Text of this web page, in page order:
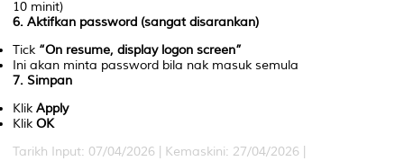
10 minit)
6. Aktifkan password (sangat disarankan)
Tick “On resume, display logon screen”
Ini akan minta password bila nak masuk semula
7. Simpan
Klik Apply
Klik OK
Tarikh Input: 07/04/2026 | Kemaskini: 27/04/2026 |